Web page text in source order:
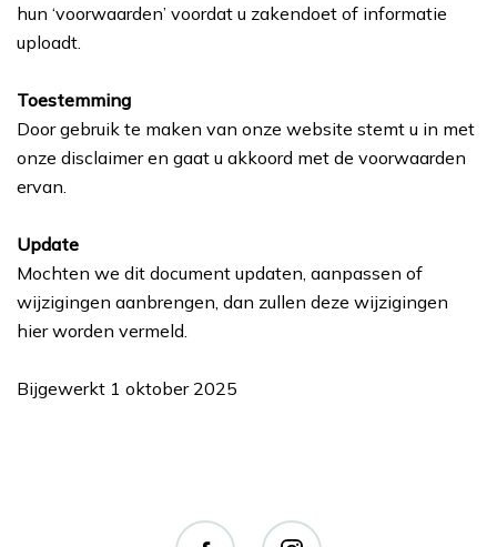
hun ‘voorwaarden’ voordat u zakendoet of informatie
uploadt.
Toestemming
Door gebruik te maken van onze website stemt u in met
onze disclaimer en gaat u akkoord met de voorwaarden
ervan.
Update
Mochten we dit document updaten, aanpassen of
wijzigingen aanbrengen, dan zullen deze wijzigingen
hier worden vermeld.
Bijgewerkt 1 oktober 2025